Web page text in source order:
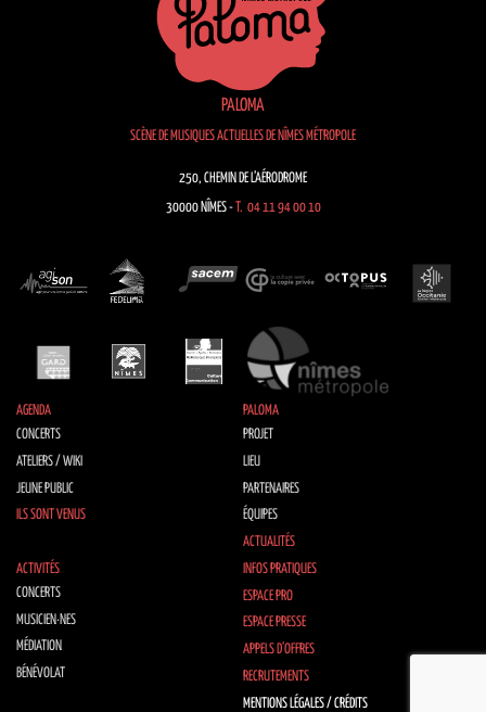
PALOMA
SCÈNE DE MUSIQUES ACTUELLES DE NÎMES MÉTROPOLE
250, CHEMIN DE L’AÉRODROME
30000 NÎMES -T. 04 11 94 00 10
AGENDA
CONCERTS
ATELIERS / WIKI
JEUNE PUBLIC
ILS SONT VENUS
PALOMA
PROJET
LIEU
PARTENAIRES
ÉQUIPES
ACTUALITÉS
ACTIVITÉS
CONCERTS
MUSICIEN·NES
MÉDIATION
BÉNÉVOLAT
INFOS PRATIQUES
ESPACE PRO
ESPACE PRESSE
APPELS D’OFFRES
RECRUTEMENTS
MENTIONS LÉGALES / CRÉDITS